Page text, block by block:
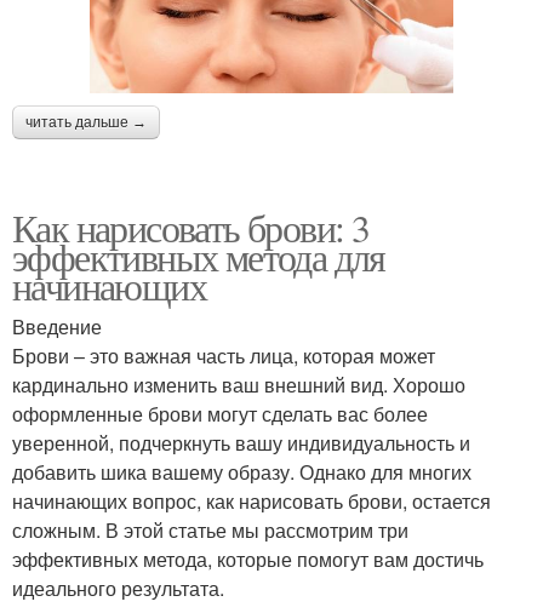
читать дальше →
Как нарисовать брови: 3
эффективных метода для
начинающих
Введение
Брови – это важная часть лица, которая может
кардинально изменить ваш внешний вид. Хорошо
оформленные брови могут сделать вас более
уверенной, подчеркнуть вашу индивидуальность и
добавить шика вашему образу. Однако для многих
начинающих вопрос, как нарисовать брови, остается
сложным. В этой статье мы рассмотрим три
эффективных метода, которые помогут вам достичь
идеального результата.